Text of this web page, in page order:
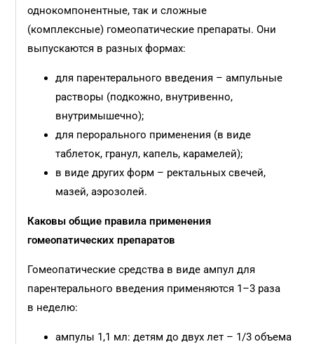
однокомпонентные, так и сложные
(комплексные) гомеопатические препараты. Они
выпускаются в разных формах:
для парентерального введения – ампульные
растворы (подкожно, внутривенно,
внутримышечно);
для перорального применения (в виде
таблеток, гранул, капель, карамелей);
в виде других форм – ректальных свечей,
мазей, аэрозолей.
Каковы общие правила применения
гомеопатических препаратов
Гомеопатические средства в виде ампул для
парентерального введения применяются 1–3 раза
в неделю:
ампулы 1,1 мл: детям до двух лет – 1/3 объема